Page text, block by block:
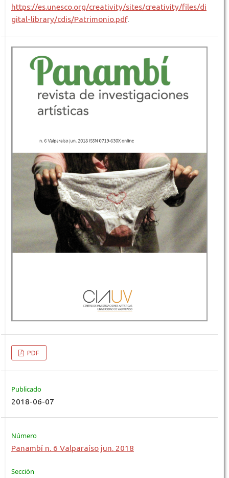
https://es.unesco.org/creativity/sites/creativity/files/di
gital-library/cdis/Patrimonio.pdf.
PDF
Publicado
2018-06-07
Número
Panambí n. 6 Valparaíso jun. 2018
Sección